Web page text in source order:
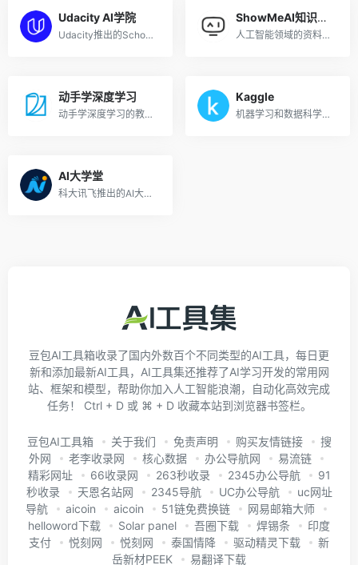
Udacity AI学院
Udacity推出的School of AI，从入门到高级
ShowMeAI知识社区
人工智能领域的资料库和学习社区
动手学深度学习
动手学深度学习的教材和课程
Kaggle
机器学习和数据科学社区
AI大学堂
科大讯飞推出的AI大学堂，学习AI、走进未来
豆包AI工具箱收录了国内外数百个不同类型的AI工具，每日更
新和添加最新AI工具，AI工具集还推荐了AI学习开发的常用网
站、框架和模型，帮助你加入人工智能浪潮，自动化高效完成
任务！ Ctrl + D 或 ⌘ + D 收藏本站到浏览器书签栏。
豆包AI工具箱 关于我们 免责声明 购买友情链接
搜
外网
老李收录网 核心数据 办公导航网
易流链
精彩网址
66收录网 263秒收录 2345办公导航
91
秒收录
天恩名站网 2345导航 UC办公导航
uc网址
导航
aicoin aicoin 51链免费换链
网易邮箱大师
helloword下载
Solar panel 吾圈下载 焊锡条
印度
支付
悦刻网 悦刻网 泰国情降 驱动精灵下载
新
岳新材PEEK
易翻译下载